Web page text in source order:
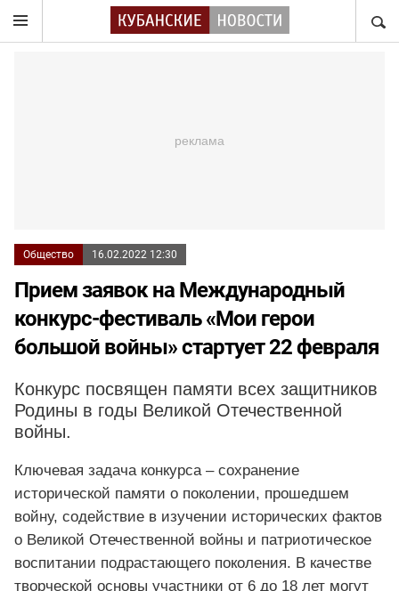
Общество 16.02.2022 12:30
Прием заявок на Международный
конкурс-фестиваль «Мои герои
большой войны» стартует 22 февраля
Конкурс посвящен памяти всех защитников
Родины в годы Великой Отечественной
войны.
Ключевая задача конкурса – сохранение
исторической памяти о поколении, прошедшем
войну, содействие в изучении исторических фактов
о Великой Отечественной войны и патриотическое
воспитании подрастающего поколения. В качестве
творческой основы участники от 6 до 18 лет могут